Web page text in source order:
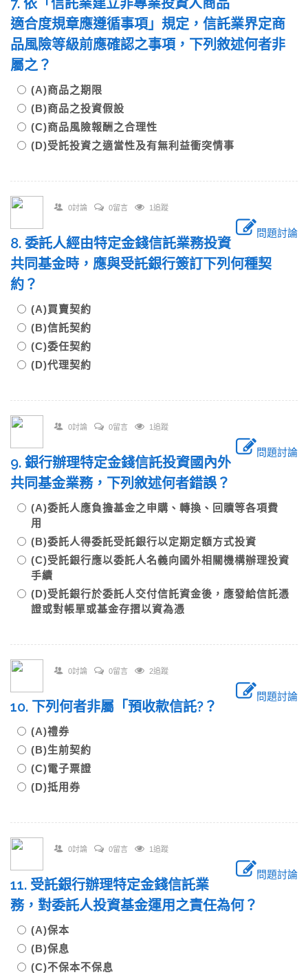
7. 依「信託業建立非專業投資人商品
適合度規章應遵循事項」規定，信託業界定商
品風險等級前應確認之事項，下列敘述何者非
屬之？
(A)商品之期限
(B)商品之投資假設
(C)商品風險報酬之合理性
(D)受託投資之適當性及有無利益衝突情事
0討論 0留言 1追蹤
問題討論
8. 委託人經由特定金錢信託業務投資
共同基金時，應與受託銀行簽訂下列何種契
約？
(A)買賣契約
(B)信託契約
(C)委任契約
(D)代理契約
0討論 0留言 1追蹤
問題討論
9. 銀行辦理特定金錢信託投資國內外
共同基金業務，下列敘述何者錯誤？
(A)委託人應負擔基金之申購、轉換、回贖等各項費
用
(B)委託人得委託受託銀行以定期定額方式投資
(C)受託銀行應以委託人名義向國外相關機構辦理投資
手續
(D)受託銀行於委託人交付信託資金後，應發給信託憑
證或對帳單或基金存摺以資為憑
0討論 0留言 2追蹤
問題討論
10. 下列何者非屬「預收款信託?？
(A)禮券
(B)生前契約
(C)電子票證
(D)抵用券
0討論 0留言 1追蹤
問題討論
11. 受託銀行辦理特定金錢信託業
務，對委託人投資基金運用之責任為何？
(A)保本
(B)保息
(C)不保本不保息